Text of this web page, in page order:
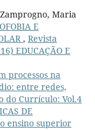
Maria
E
, Revista
EDUCAÇÃO E
processos na
entre redes,
do Currículo: Vol.4
DE
ensino superior